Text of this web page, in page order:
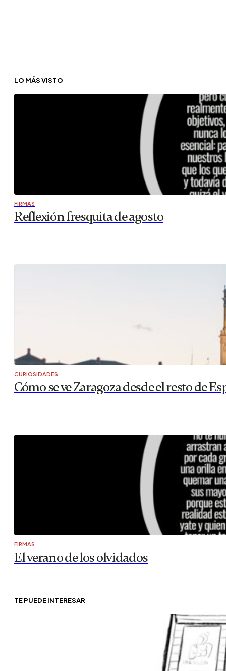
LO MÁS VISTO
FIRMAS
Reflexión fresquita de agosto
CURIOSIDADES
Cómo se ve Zaragoza desde el resto de
FIRMAS
El verano de los olvidados
TE PUEDE INTERESAR